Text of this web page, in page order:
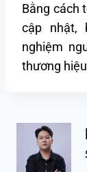
Bằng cách
cập nhật,
nghiệm
thương hiệu